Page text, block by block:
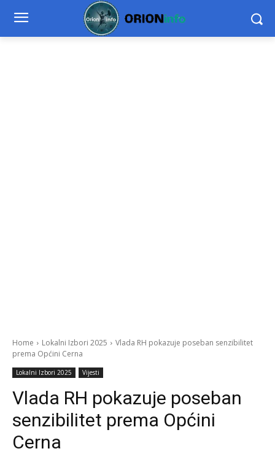
Home Lokalni Izbori 2025
Vlada RH pokazuje poseban senzibilitet
prema Općini Cerna
Lokalni Izbori 2025 Vijesti
Vlada RH pokazuje poseban
senzibilitet prema Općini
Cerna